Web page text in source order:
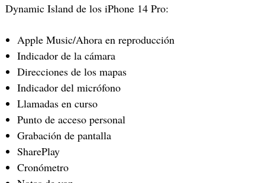
Dynamic Island de los iPhone 14 Pro:
Apple Music/Ahora en reproducción
Indicador de la cámara
Direcciones de los mapas
Indicador del micrófono
Llamadas en curso
Punto de acceso personal
Grabación de pantalla
SharePlay
Cronómetro